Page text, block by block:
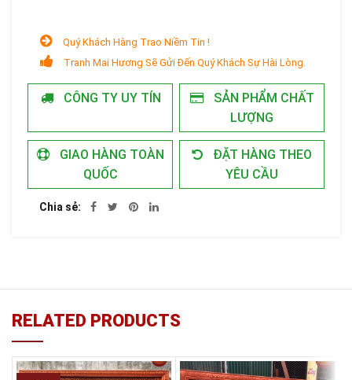
Quý Khách Hàng Trao Niềm Tin !
Tranh Mai Hương Sẽ Gửi Đến Quý Khách Sự Hài Lòng.
CÔNG TY UY TÍN
SẢN PHẨM CHẤT
LƯỢNG
GIAO HÀNG TOÀN
QUỐC
ĐẶT HÀNG THEO
YÊU CẦU
Chia sẻ
RELATED PRODUCTS